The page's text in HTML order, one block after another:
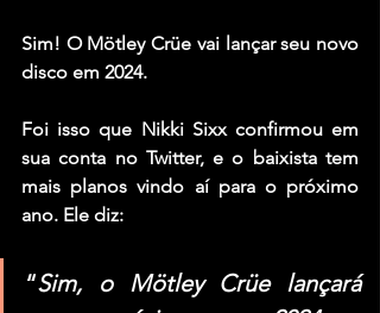
Sim! O Mötley Crüe vai lançar seu novo
disco em 2024.
Foi isso que Nikki Sixx confirmou em
sua conta no Twitter, e o baixista tem
mais planos vindo aí para o próximo
ano. Ele diz:
“Sim, o Mötley Crüe lançará